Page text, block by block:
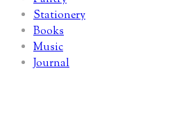
Stationery
Books
Music
Journal